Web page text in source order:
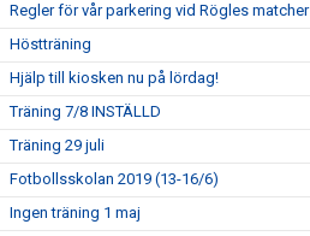
Regler för vår parkering vid Rögles matcher
Höstträning
Hjälp till kiosken nu på lördag!
Träning 7/8 INSTÄLLD
Träning 29 juli
Fotbollsskolan 2019 (13-16/6)
Ingen träning 1 maj